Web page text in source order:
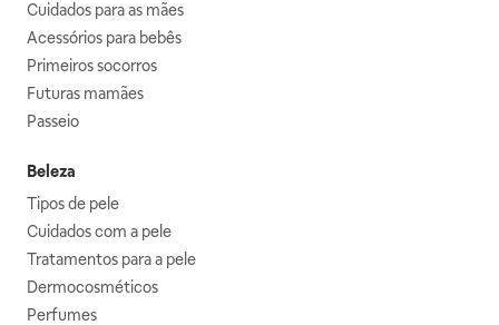
Cuidados para as mães
Acessórios para bebês
Primeiros socorros
Futuras mamães
Passeio
Beleza
Tipos de pele
Cuidados com a pele
Tratamentos para a pele
Dermocosméticos
Perfumes